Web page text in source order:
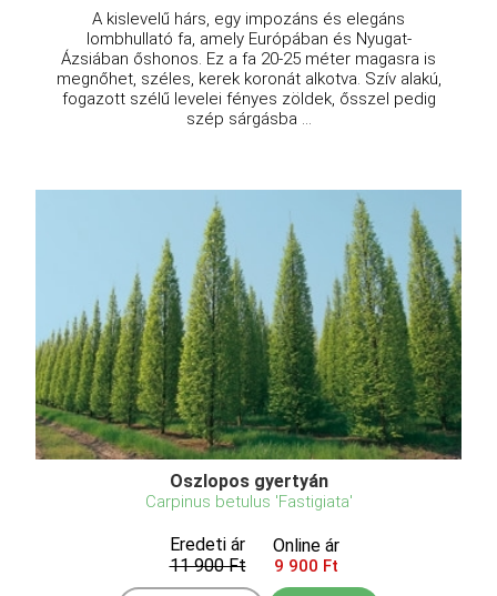
A kislevelű hárs, egy impozáns és elegáns
lombhullató fa, amely Európában és Nyugat-
Ázsiában őshonos. Ez a fa 20-25 méter magasra is
megnőhet, széles, kerek koronát alkotva. Szív alakú,
fogazott szélű levelei fényes zöldek, ősszel pedig
szép sárgásba ...
Oszlopos gyertyán
Carpinus betulus 'Fastigiata'
Eredeti ár
11 900 Ft
Online ár
9 900 Ft